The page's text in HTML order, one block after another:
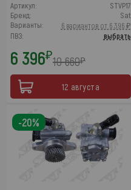
Артикул:
STVP17
Бренд:
Sat
Варианты:
6 вариантов от 6 396 ₽
ПВЗ:
выбрать
6 396₽10 660₽
12 августа
-20%